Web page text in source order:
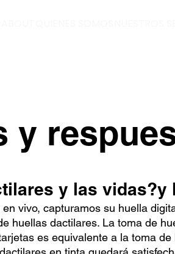
y
y las vidas?y
vivo, capturamos su huella
huellas dactilares. La toma de
es equivalente a la toma